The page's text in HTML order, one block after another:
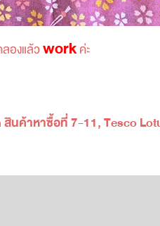
องแล้วworkค่ะ
ค้าหาซื้อที่ 7-11, Tesco